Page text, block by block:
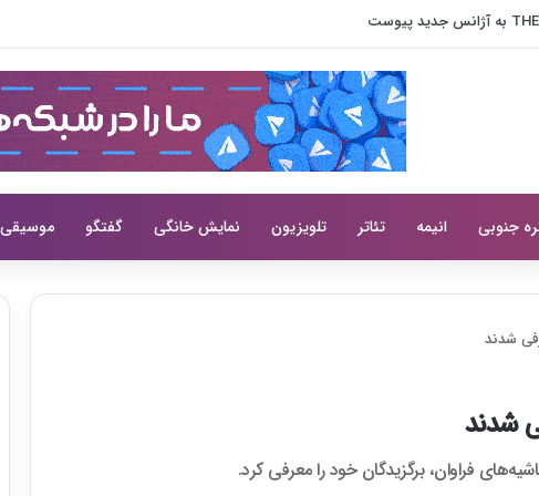
کیونگ در شغل آپارتمان
جنوبی انیمه تئاتر تلویزیون نمایش خانگی گفتگو موسیقی
فراوان، برگزیدگان خود را معرفی کرد.